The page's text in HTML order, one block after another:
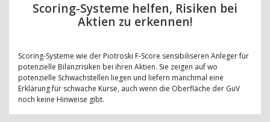
Scoring-Systeme helfen, Risiken bei
Aktien zu erkennen!
Scoring-Systeme wie der Piotroski F-Score sensibiliseren Anleger für
potenzielle Bilanzrisiken bei ihren Aktien. Sie zeigen auf wo
potenzielle Schwachstellen liegen und liefern manchmal eine
Erklärung für schwache Kurse, auch wenn die Oberfläche der GuV
noch keine Hinweise gibt.